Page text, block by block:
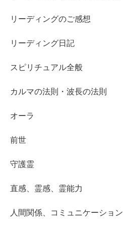
リーディングのご感想
リーディング日記
スピリチュアル全般
カルマの法則・波長の法則
オーラ
前世
守護霊
直感、霊感、霊能力
人間関係、コミュニケーション